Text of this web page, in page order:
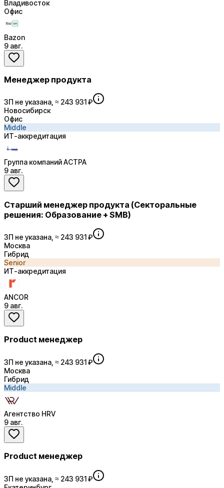
Владивосток
Офис
Bazon
9 авг.
Менеджер продукта
ЗП не указана, ≈ 243 931 ₽
Новосибирск
Офис
Middle
ИТ-аккредитация
Группа компаний АСТРА
9 авг.
Старший менеджер продукта (Секторальные
решения: Образование + SMB)
ЗП не указана, ≈ 243 931 ₽
Москва
Гибрид
Senior
ИТ-аккредитация
ANCOR
9 авг.
Product менеджер
ЗП не указана, ≈ 243 931 ₽
Москва
Гибрид
Middle
Агентство HRV
9 авг.
Product менеджер
ЗП не указана, ≈ 243 931 ₽